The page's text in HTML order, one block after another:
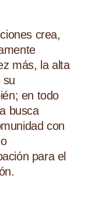
crea,
más, la alta
su
en todo
busca
con
para el